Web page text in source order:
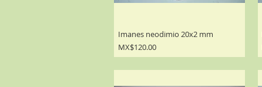
Imanes neodimio 20x2 mm
Precio
MX$120.00